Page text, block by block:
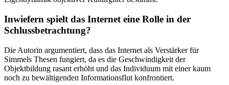
Inwiefern spielt das Internet eine Rolle in der
Schlussbetrachtung?
Die Autorin argumentiert, dass das Internet als Verstärker für
Simmels Thesen fungiert, da es die Geschwindigkeit der
Objektbildung rasant erhöht und das Individuum mit einer kaum
noch zu bewältigenden Informationsflut konfrontiert.